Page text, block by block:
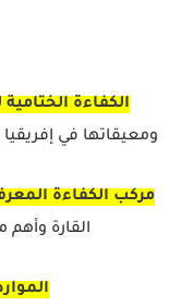
الكفاءة
ومعيقاتها في
مركب الكفاءة
القارة